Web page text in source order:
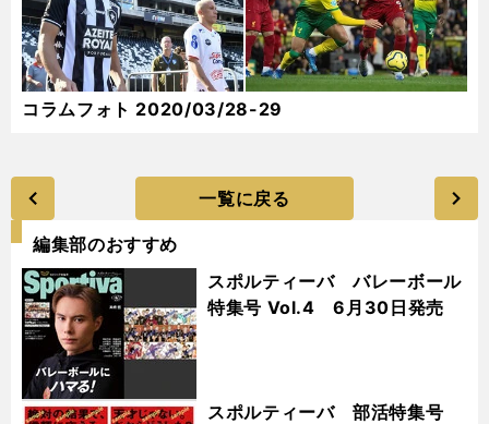
コラムフォト 2020/03/28-29
一覧に戻る
編集部のおすすめ
スポルティーバ バレーボール
特集号 Vol.4 6月30日発売
スポルティーバ 部活特集号